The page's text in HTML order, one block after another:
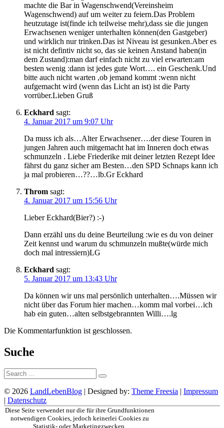
machte die Bar in Wagenschwend(Vereinsheim
Wagenschwend) auf um weiter zu feiern.Das Problem
heutzutage ist(finde ich teilweise mehr),dass sie die jungen
Erwachsenen weniger unterhalten können(den Gastgeber)
und wirklich nur trinken.Das ist Niveau ist gesunken.Aber es
ist nicht defintiv nicht so, das sie keinen Anstand haben(in
dem Zustand):man darf einfach nicht zu viel erwarten:am
besten wenig :dann ist jedes gute Wort…. ein Geschenk.Und
bitte auch nicht warten ,ob jemand kommt :wenn nicht
aufgemacht wird (wenn das Licht an ist) ist die Party
vorrüber.Lieben Gruß
Eckhard sagt:
4. Januar 2017 um 9:07 Uhr
Da muss ich als…Alter Erwachsener….der diese Touren in
jungen Jahren auch mitgemacht hat im Inneren doch etwas
schmunzeln . Liebe Friederike mit deiner letzten Rezept Idee
fährst du ganz sicher am Besten…den SPD Schnaps kann ich
ja mal probieren…??…lb.Gr Eckhard
Throm sagt:
4. Januar 2017 um 15:56 Uhr
Lieber Eckhard(Bier?) :-)
Dann erzähl uns du deine Beurteilung :wie es du von deiner
Zeit kennst und warum du schmunzeln mußte(würde mich
doch mal intressiern)LG
Eckhard sagt:
5. Januar 2017 um 13:43 Uhr
Da können wir uns mal persönlich unterhalten….Müssen wir
nicht über das Forum hier machen…komm mal vorbei…ich
hab ein guten…alten selbstgebrannten Willi….lg
Die Kommentarfunktion ist geschlossen.
Suche
Suche:
© 2026 LandLebenBlog | Designed by: Theme Freesia | Impressum
| Datenschutz
Nach
oben
Diese Seite verwendet nur die für ihre Grundfunktionen
notwendigen Cookies, jedoch keinerlei Cookies zu
Statistik- oder Marketingzwecken.